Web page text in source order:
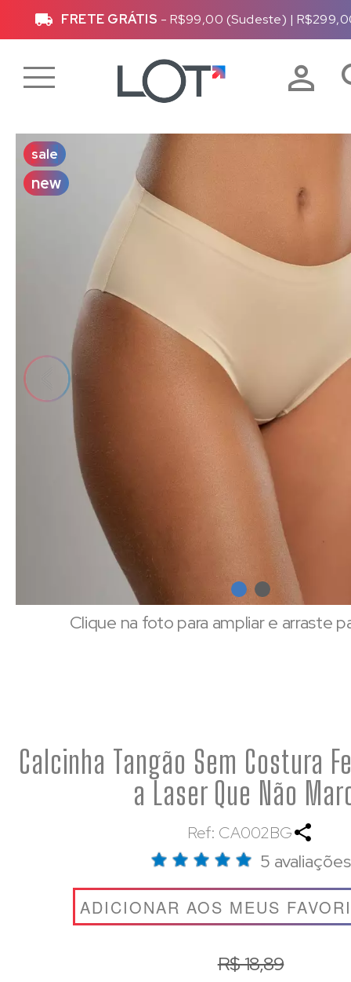
FRETE GRÁTIS - R$99,00 (Sudeste) |
sale
new
Clique na foto para ampliar e arraste
Calcinha Tangão Sem Costura
a Laser Que Não
Ref: CA002BG
5 avaliações
ADICIONAR AOS MEUS
R$ 18,89